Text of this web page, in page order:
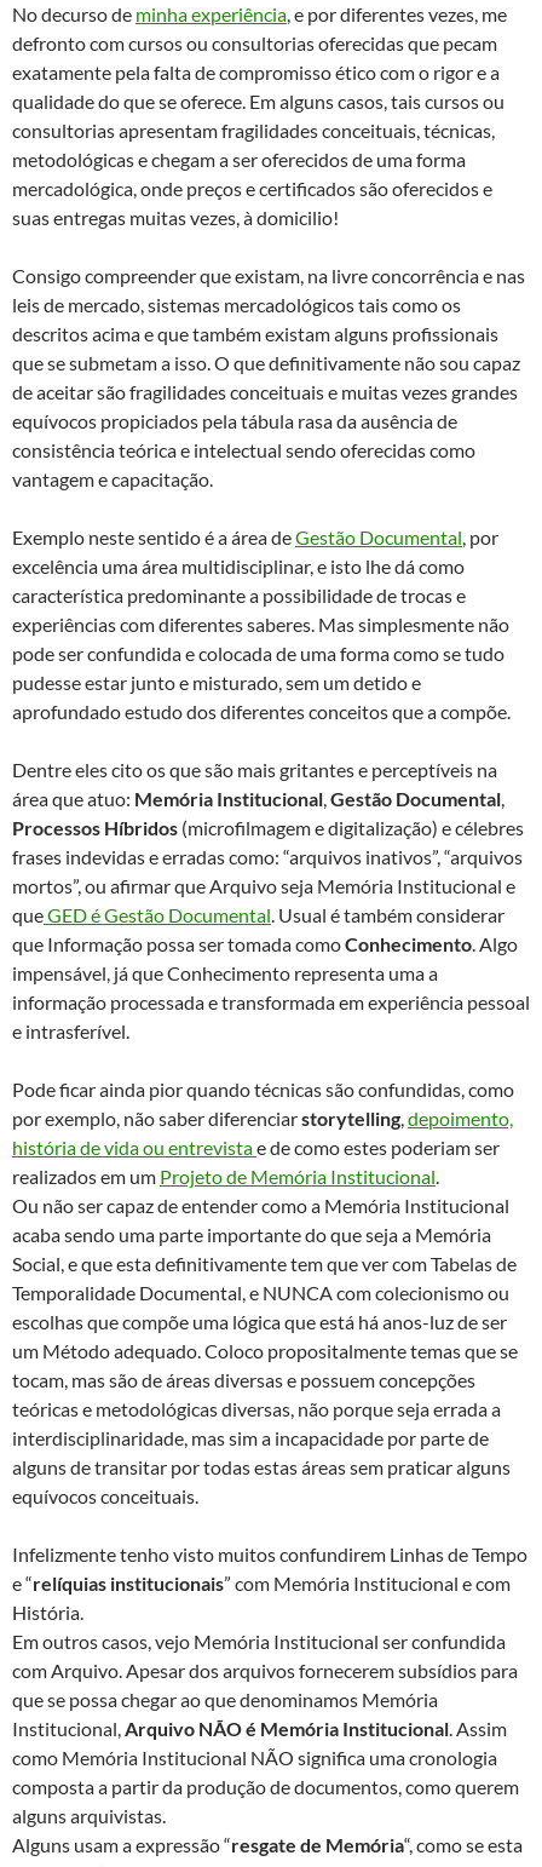
No decurso de minha experiência , e por diferentes vezes, me
defronto com cursos ou consultorias oferecidas que pecam
exatamente pela falta de compromisso ético com o rigor e a
qualidade do que se oferece. Em alguns casos, tais cursos ou
consultorias apresentam fragilidades conceituais, técnicas,
metodológicas e chegam a ser oferecidos de uma forma
mercadológica, onde preços e certificados são oferecidos e
suas entregas muitas vezes, à domicilio!
Consigo compreender que existam, na livre concorrência e nas
leis de mercado, sistemas mercadológicos tais como os
descritos acima e que também existam alguns profissionais
que se submetam a isso. O que definitivamente não sou capaz
de aceitar são fragilidades conceituais e muitas vezes grandes
equívocos propiciados pela tábula rasa da ausência de
consistência teórica e intelectual sendo oferecidas como
vantagem e capacitação.
Exemplo neste sentido é a área deGestão Documental , por
excelência uma área multidisciplinar, e isto lhe dá como
característica predominante a possibilidade de trocas e
experiências com diferentes saberes. Mas simplesmente não
pode ser confundida e colocada de uma forma como se tudo
pudesse estar junto e misturado, sem um detido e
aprofundado estudo dos diferentes conceitos que a compõe.
Dentre eles cito os que são mais gritantes e perceptíveis na
área que atuo: Memória Institucional Gestão Documental
Processos Híbridos (microfilmagem e digitalização) e célebres
frases indevidas e erradas como: “arquivos inativos”, “arquivos
mortos”, ou afirmar que Arquivo seja Memória Institucional e
queGED é Gestão Documental . Usual é também considerar
que Informação possa ser tomada comoConhecimento . Algo
impensável, já que Conhecimento representa uma a
informação processada e transformada em experiência pessoal
e intrasferível.
Pode ficar ainda pior quando técnicas são confundidas, como
por exemplo, não saber diferenciarstorytelling depoimento,
história de vida ou entrevistae de como estes poderiam ser
realizados em um Projeto de Memória Institucional
Ou não ser capaz de entender como a Memória Institucional
acaba sendo uma parte importante do que seja a Memória
Social, e que esta definitivamente tem que ver com Tabelas de
Temporalidade Documental, e NUNCA com colecionismo ou
escolhas que compõe uma lógica que está há anos-luz de ser
um Método adequado. Coloco propositalmente temas que se
tocam, mas são de áreas diversas e possuem concepções
teóricas e metodológicas diversas, não porque seja errada a
interdisciplinaridade, mas sim a incapacidade por parte de
alguns de transitar por todas estas áreas sem praticar alguns
equívocos conceituais.
Infelizmente tenho visto muitos confundirem Linhas de Tempo
e “relíquias institucionais” com Memória Institucional e com
História.
Em outros casos, vejo Memória Institucional ser confundida
com Arquivo. Apesar dos arquivos fornecerem subsídios para
que se possa chegar ao que denominamos Memória
Institucional, Arquivo NÃO é Memória Institucional . Assim
como Memória Institucional NÃO significa uma cronologia
composta a partir da produção de documentos, como querem
alguns arquivistas.
Alguns usam a expressão “resgate de Memória“, como se esta